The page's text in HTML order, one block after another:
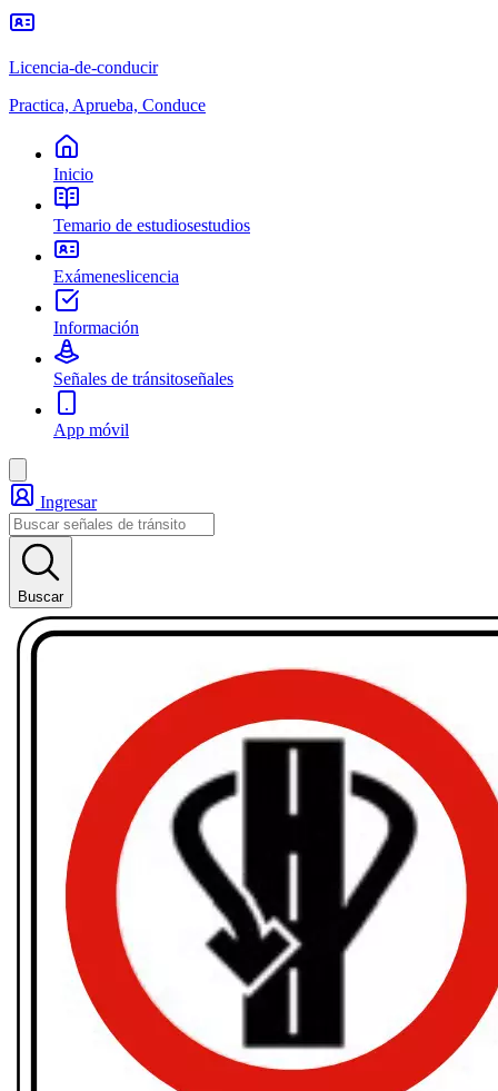
Licencia-de-conducir
Practica, Aprueba, Conduce
Inicio
Temario de estudiosestudios
Exámeneslicencia
Información
Señales de tránsitoseñales
App móvil
Ingresar
Buscar